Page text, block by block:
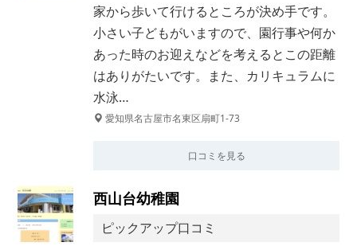
家から歩いて行けるところが決め手です。
小さい子どもがいますので、園行事や何か
あった時のお迎えなどを考えるとこの距離
はありがたいです。また、カリキュラムに
水泳…
愛知県名古屋市名東区扇町1-73
口コミを見る
西山台幼稚園
ピックアップ口コミ